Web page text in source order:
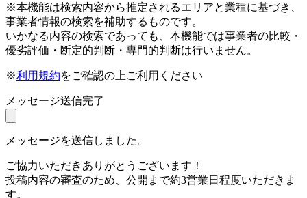
※本機能は検索内容から推定されるエリアと業種に基づき、
事業者情報の検索を補助するものです。
いかなる内容の検索であっても、本機能では事業者の比較・
優劣評価・断定的判断・専門的判断は行いません。
※利用規約をご確認の上ご利用ください
メッセージ送信完了
メッセージを送信しました。
ご協力いただきありがとうございます！
投稿内容の審査のため、公開まで約3営業日程度いただきま
す。